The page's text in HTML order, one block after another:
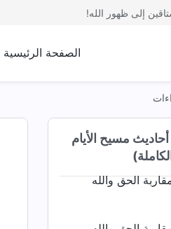
إلى ظهور الله!
الصفحة الرئيسية
المجلد 3: أحاديث مسيح الأيام
الحق والله
الحق والله
الحق والله